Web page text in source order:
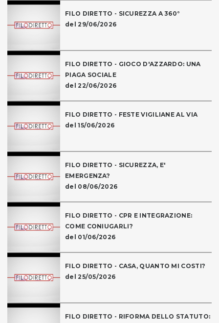
FILO DIRETTO - SICUREZZA A 360°
del 29/06/2026
FILO DIRETTO - GIOCO D'AZZARDO: UNA
PIAGA SOCIALE
del 22/06/2026
FILO DIRETTO - FESTE VIGILIANE AL VIA
del 15/06/2026
FILO DIRETTO - SICUREZZA, E'
EMERGENZA?
del 08/06/2026
FILO DIRETTO - CPR E INTEGRAZIONE:
COME CONIUGARLI?
del 01/06/2026
FILO DIRETTO - CASA, QUANTO MI COSTI?
del 25/05/2026
FILO DIRETTO - RIFORMA DELLO STATUTO: